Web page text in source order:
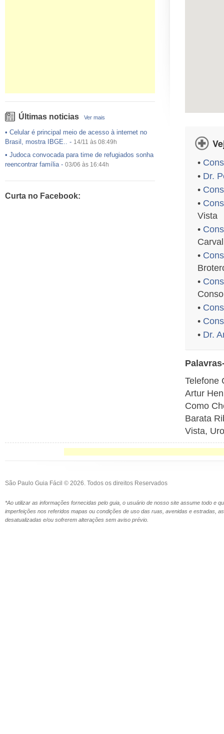
Últimas noticias Ver mais
• Celular é principal meio de acesso à internet no
Brasil, mostra IBGE.. - 14/11 às 08:49h
• Judoca convocada para time de refugiados sonha
reencontrar família- 03/06 às 16:44h
•Exército egípcio diz que encontrou destroços de
Curta no Facebook:
•
• Dr.
•
•
Vista
•
•
•
•
•
• Dr.
Telefone
Artur
Como
Barata
Vista,
São Paulo Guia Fácil © 2026. Todos os direitos Reservados
*Ao utilizar as informações fornecidas pelo guia, o usuário de nosso site assume todo e
imperfeições nos referidos mapas ou condições de uso das ruas, avenidas e estradas,
desatualizadas e/ou sofrerem alterações sem aviso prévio.